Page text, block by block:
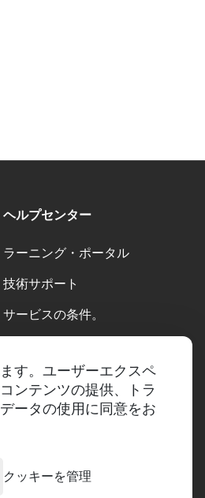
す。ユーザーエクスペ
ンテンツの提供、トラ
ータの使用に同意をお
クッキーを管理
ヘルプセンター
ラーニング・ポータル
技術サポート
サービスの条件。
プライバシーポリシー。